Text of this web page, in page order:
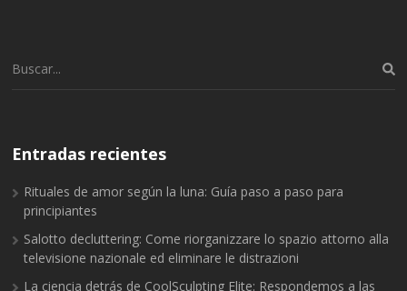
Buscar:
Entradas recientes
Rituales de amor según la luna: Guía paso a paso para
principiantes
Salotto decluttering: Come riorganizzare lo spazio attorno alla
televisione nazionale ed eliminare le distrazioni
La ciencia detrás de CoolSculpting Elite: Respondemos a las